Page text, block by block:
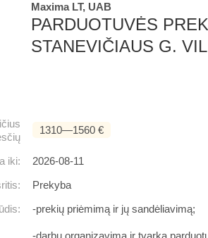
Maxima LT, UAB
PARDUOTUVĖS
STANEVIČIAUS G.
1310―1560 €
iki:
2026-08-11
Prekyba
-prekių priėmimą ir jų sandėliavimą;